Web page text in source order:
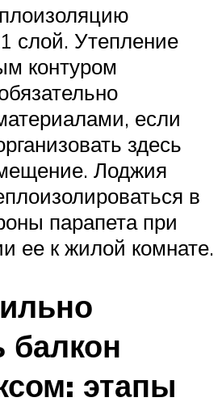
слой. Утепление
контуром
если
здесь
Лоджия
в
парапета при
ее к жилой комнате.
балкон
этапы